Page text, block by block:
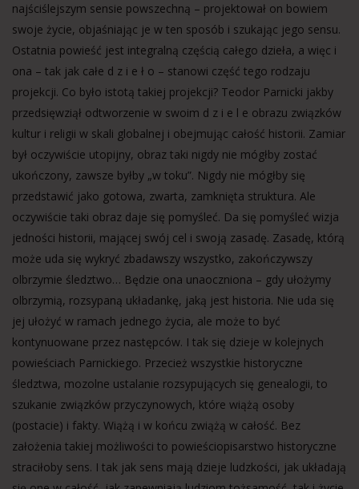
najściślejszym sensie powszechną – projektował on bowiem
swoje życie, objaśniając je w ten sposób i szukając jego sensu.
Ostatnia powieść jest integralną częścią całego dzieła, a więc i
ona – tak jak całe d z i e ł o – stanowi część tego rodzaju
projekcji. Co było istotą takiej projekcji? Teodor Parnicki jakby
przedsięwziął odtworzenie w swoim d z i e l e obrazu związków
kultur i religii w skali globalnej i obejmując całość historii. Zamiar
był oczywiście utopijny, obraz taki nigdy nie mógłby zostać
ukończony, zawsze byłby „w toku”. Nigdy nie mógłby się
przedstawić jako gotowa, zwarta, zamknięta struktura. Ale
oczywiście taki obraz daje się pomyśleć. Da się pomyśleć wizja
jedności historii, mającej swój cel i swoją zasadę. Zasadę, którą
może uda się wykryć zbadawszy wszystko, zakończywszy
olbrzymie śledztwo… Będzie ona unaoczniona – gdy ułożymy
olbrzymią, rozsypaną układankę, jaką jest historia. Nie uda się
jej ułożyć w ramach jednego życia, ale może to być
kontynuowane przez następców. I tak się dzieje w kolejnych
powieściach Parnickiego. Przecież wszystkie historyczne
śledztwa, mozolne ustalanie rozsypujących się genealogii, to
szukanie związków przyczynowych, które wiążą osoby
(postacie) i fakty. Wiążą i w końcu zwiążą w całość. Bez
założenia takiej możliwości to powieściopisarstwo historyczne
straciłoby sens. I tak jak sens mają dzieje ludzkości, jak układają